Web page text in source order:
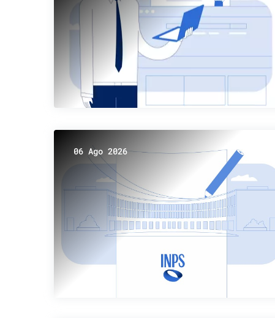
06 Ago 2026